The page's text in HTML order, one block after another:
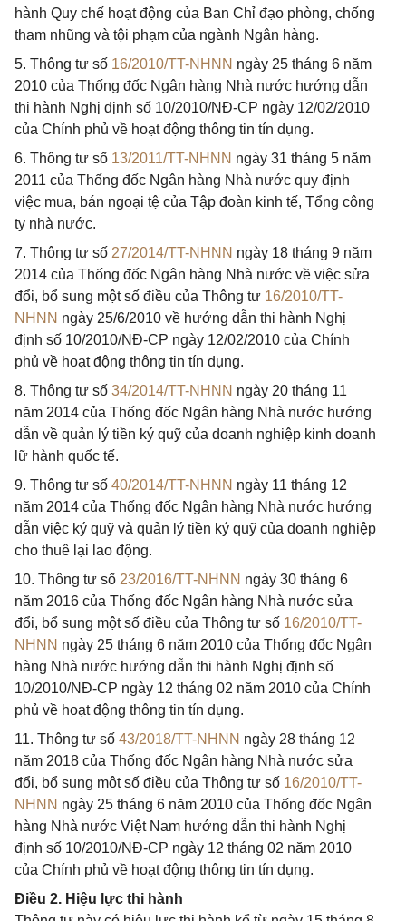
hành Quy chế hoạt động của Ban Chỉ đạo phòng, chống
tham nhũng và tội phạm của ngành Ngân hàng.
5. Thông tư số 16/2010/TT-NHNN ngày 25 tháng 6 năm
2010 của Thống đốc Ngân hàng Nhà nước hướng dẫn
thi hành Nghị định số 10/2010/NĐ-CP ngày 12/02/2010
của Chính phủ về hoạt động thông tin tín dụng.
6. Thông tư số 13/2011/TT-NHNN ngày 31 tháng 5 năm
2011 của Thống đốc Ngân hàng Nhà nước quy định
việc mua, bán ngoại tệ của Tập đoàn kinh tế, Tổng công
ty nhà nước.
7. Thông tư số 27/2014/TT-NHNN ngày 18 tháng 9 năm
2014 của Thống đốc Ngân hàng Nhà nước về việc sửa
đổi, bổ sung một số điều của Thông tư 16/2010/TT-
NHNN ngày 25/6/2010 về hướng dẫn thi hành Nghị
định số 10/2010/NĐ-CP ngày 12/02/2010 của Chính
phủ về hoạt động thông tin tín dụng.
8. Thông tư số 34/2014/TT-NHNN ngày 20 tháng 11
năm 2014 của Thống đốc Ngân hàng Nhà nước hướng
dẫn về quản lý tiền ký quỹ của doanh nghiệp kinh doanh
lữ hành quốc tế.
9. Thông tư số 40/2014/TT-NHNN ngày 11 tháng 12
năm 2014 của Thống đốc Ngân hàng Nhà nước hướng
dẫn việc ký quỹ và quản lý tiền ký quỹ của doanh nghiệp
cho thuê lại lao động.
10. Thông tư số 23/2016/TT-NHNN ngày 30 tháng 6
năm 2016 của Thống đốc Ngân hàng Nhà nước sửa
đổi, bổ sung một số điều của Thông tư số 16/2010/TT-
NHNN ngày 25 tháng 6 năm 2010 của Thống đốc Ngân
hàng Nhà nước hướng dẫn thi hành Nghị định số
10/2010/NĐ-CP ngày 12 tháng 02 năm 2010 của Chính
phủ về hoạt động thông tin tín dụng.
11. Thông tư số 43/2018/TT-NHNN ngày 28 tháng 12
năm 2018 của Thống đốc Ngân hàng Nhà nước sửa
đổi, bổ sung một số điều của Thông tư số 16/2010/TT-
NHNN ngày 25 tháng 6 năm 2010 của Thống đốc Ngân
hàng Nhà nước Việt Nam hướng dẫn thi hành Nghị
định số 10/2010/NĐ-CP ngày 12 tháng 02 năm 2010
của Chính phủ về hoạt động thông tin tín dụng.
Điều 2. Hiệu lực thi hành